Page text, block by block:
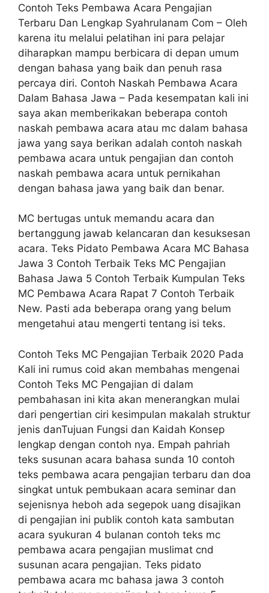
Contoh Teks Pembawa Acara Pengajian
Terbaru Dan Lengkap Syahrulanam Com – Oleh
karena itu melalui pelatihan ini para pelajar
diharapkan mampu berbicara di depan umum
dengan bahasa yang baik dan penuh rasa
percaya diri. Contoh Naskah Pembawa Acara
Dalam Bahasa Jawa – Pada kesempatan kali ini
saya akan memberikakan beberapa contoh
naskah pembawa acara atau mc dalam bahasa
jawa yang saya berikan adalah contoh naskah
pembawa acara untuk pengajian dan contoh
naskah pembawa acara untuk pernikahan
dengan bahasa jawa yang baik dan benar.
MC bertugas untuk memandu acara dan
bertanggung jawab kelancaran dan kesuksesan
acara. Teks Pidato Pembawa Acara MC Bahasa
Jawa 3 Contoh Terbaik Teks MC Pengajian
Bahasa Jawa 5 Contoh Terbaik Kumpulan Teks
MC Pembawa Acara Rapat 7 Contoh Terbaik
New. Pasti ada beberapa orang yang belum
mengetahui atau mengerti tentang isi teks.
Contoh Teks MC Pengajian Terbaik 2020 Pada
Kali ini rumus coid akan membahas mengenai
Contoh Teks MC Pengajian di dalam
pembahasan ini kita akan menerangkan mulai
dari pengertian ciri kesimpulan makalah struktur
jenis danTujuan Fungsi dan Kaidah Konsep
lengkap dengan contoh nya. Empah pahriah
teks susunan acara bahasa sunda 10 contoh
teks pembawa acara pengajian terbaru dan doa
singkat untuk pembukaan acara seminar dan
sejenisnya heboh ada segepok uang disajikan
di pengajian ini publik contoh kata sambutan
acara syukuran 4 bulanan contoh teks mc
pembawa acara pengajian muslimat cnd
susunan acara pengajian. Teks pidato
pembawa acara mc bahasa jawa 3 contoh